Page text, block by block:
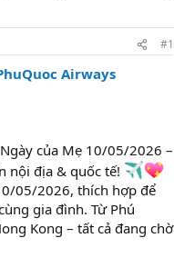
#1
Airways
của Mẹ 10/05/2026 –
nội địa & quốc tế!
05/2026, thích hợp để
gia đình. Từ Phú
Kong – tất cả đang chờ